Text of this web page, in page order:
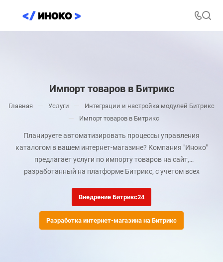
Импорт товаров в Битрикс
Главная — Услуги — Интеграции и настройка модулей Битрикс
— Импорт товаров в Битрикс
Планируете автоматизировать процессы управления
каталогом в вашем интернет-магазине? Компания "Иноко"
предлагает услуги по импорту товаров на сайт,
разработанный на платформе Битрикс, с учетом всех
комплексные решения, которые позволяют безошибочно
импортировать тысячи товаров, обеспечивая их полную
актуализацию, быстрый доступ и удобство для ваших
клиентов.
Внедрение Битрикс24
Разработка интернет-магазина на Битрикс